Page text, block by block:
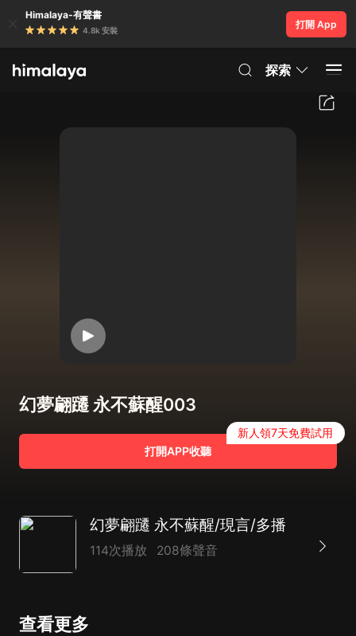
Himalaya-有聲書
4.8k 安裝
打開 App
探索
幻夢翩躚 永不蘇醒003
打開APP收聽
新人領7天免費試用
幻夢翩躚 永不蘇醒/現言/多播
114次播放 208條聲音
查看更多